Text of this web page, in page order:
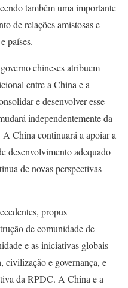
também uma importante
de relações amistosas e
países.
chineses atribuem
entre a China e a
e desenvolver esse
independentemente da
China continuará a apoiar a
desenvolvimento adequado
de novas perspectivas
propus
de comunidade de
e as iniciativas globais
civilização e governança, e
da RPDC. A China e a